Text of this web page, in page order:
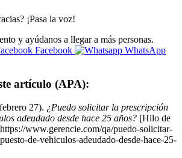
¡Pasa la voz!
y ayúdanos a llegar a más personas.
Facebook
WhatsApp
artículo (APA):
27). ¿Puedo solicitar la prescripción
adeudado desde hace 25 años? [Hilo de
www.gerencie.com/qa/puedo-solicitar-
de-vehiculos-adeudado-desde-hace-25-